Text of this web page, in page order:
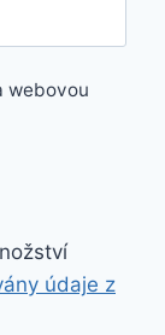
webovou
údaje z